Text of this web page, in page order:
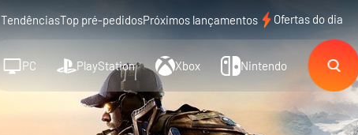
TendênciasTop pré-pedidosPróximos lançamentos Ofertas do dia
PC PlayStation Xbox Nintendo